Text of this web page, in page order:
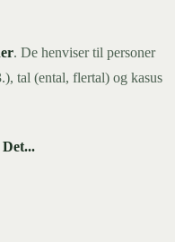
. De henviser til personer
tal (ental, flertal) og kasus